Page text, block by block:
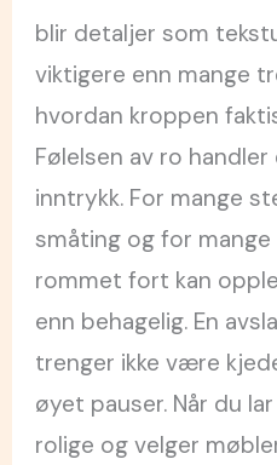
blir detaljer som
viktigere enn mange
hvordan kroppen
Følelsen av ro
inntrykk. For mange
småting og for
rommet fort kan
enn behagelig. En
trenger ikke være
øyet pauser. Når du
rolige og velger